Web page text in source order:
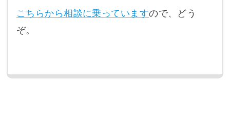
こちらから相談に乗っていますので、どう
ぞ。